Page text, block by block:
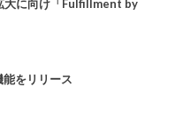
大に向け「Fulfillment by
をリリース